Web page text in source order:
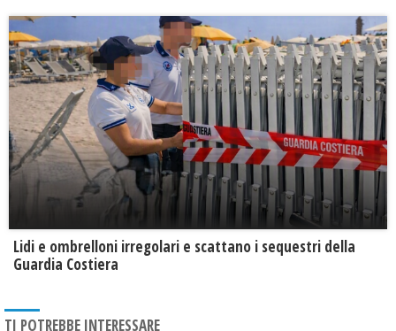
Lidi e ombrelloni irregolari e scattano i sequestri della
Guardia Costiera
TI POTREBBE INTERESSARE